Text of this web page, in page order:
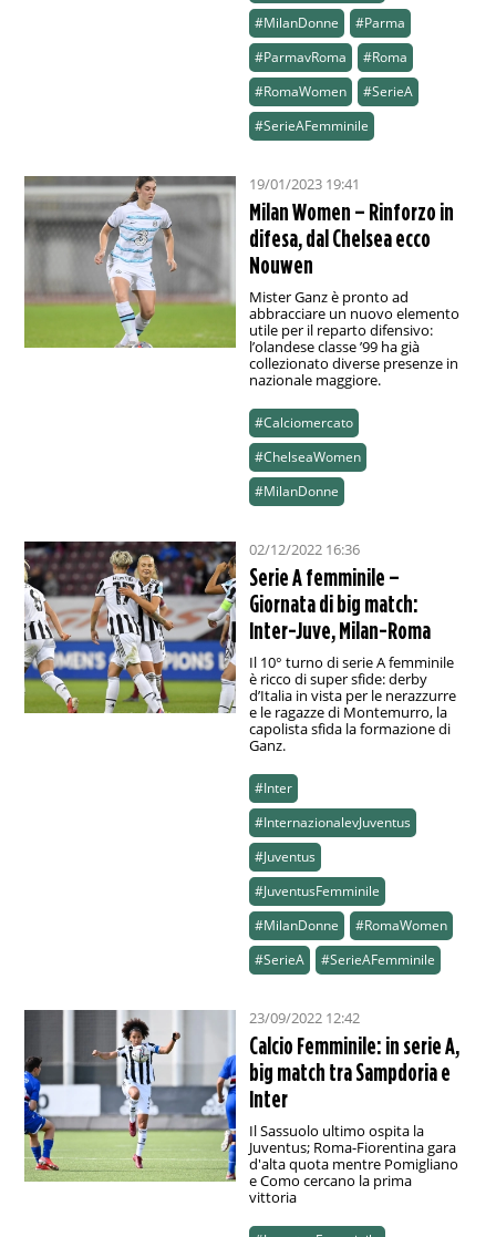
#MilanDonne
#Parma
#ParmavRoma
#Roma
#RomaWomen
#SerieA
#SerieAFemminile
19/01/2023 19:41
Milan Women – Rinforzo in
difesa, dal Chelsea ecco
Nouwen
Mister Ganz è pronto ad
abbracciare un nuovo elemento
utile per il reparto difensivo:
l’olandese classe ’99 ha già
collezionato diverse presenze in
nazionale maggiore.
#Calciomercato
#ChelseaWomen
#MilanDonne
02/12/2022 16:36
Serie A femminile –
Giornata di big match:
Inter-Juve, Milan-Roma
Il 10° turno di serie A femminile
è ricco di super sfide: derby
d’Italia in vista per le nerazzurre
e le ragazze di Montemurro, la
capolista sfida la formazione di
Ganz.
#Inter
#InternazionalevJuventus
#Juventus
#JuventusFemminile
#MilanDonne
#RomaWomen
#SerieA
#SerieAFemminile
23/09/2022 12:42
Calcio Femminile: in serie A,
big match tra Sampdoria e
Inter
Il Sassuolo ultimo ospita la
Juventus; Roma-Fiorentina gara
d'alta quota mentre Pomigliano
e Como cercano la prima
vittoria